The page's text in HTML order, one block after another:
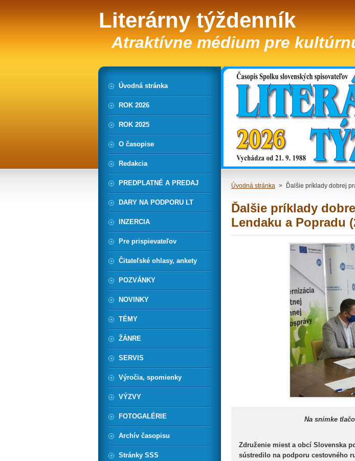
Literárny týždenník
Atraktívne médium pre
Úvodná stránka > Ďalšie príklady dobrej
Ďalšie príklady
Lendaku a Popradu
Na snímke
Združenie miest a obcí Slovenska
sústredilo na podporu cestovného
Úvodná stránka
ROK 2026
ROK 2025
O časopise
Redakcia
PREDPLATNÉ A PREDAJ
DARY NA PODPORU LT
INZERCIA
Pre prispievateľov
Čitateľské ohlasy, ankety
POZVÁNKY
NOVINKY
TÉMY
ŽÁNRE
SERVIS
Výročia, spomienky
VÝZVY
FOTOGALÉRIE
Archív časopisu
Stránky SSS